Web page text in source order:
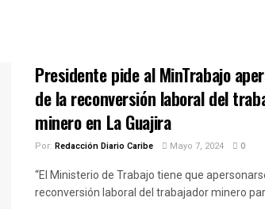
Presidente pide al MinTrabajo
de la reconversión laboral del
minero en La Guajira
Por: Redacción Diario Caribe Mayo 7, 2024 0
“El Ministerio de Trabajo tiene que
reconversión laboral del trabajador minero